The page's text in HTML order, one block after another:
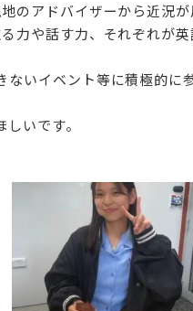
のアドバイザーから近況が
力や話す力、それぞれが
ないイベント等に積極的に
いです。